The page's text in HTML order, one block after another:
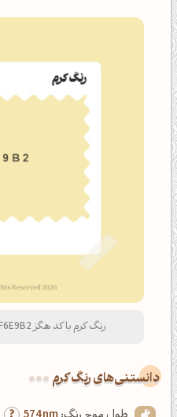
رنگ کرم با کد هگز F6E9B2 و نام لاتین Cream Color
دانستنی‌های رنگ کرم